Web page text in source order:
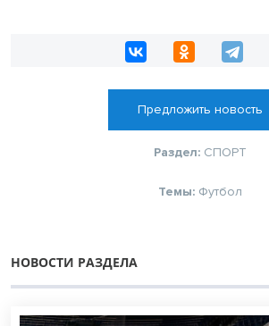
Предложить новость
Раздел: СПОРТ
Темы: Футбол
НОВОСТИ РАЗДЕЛА